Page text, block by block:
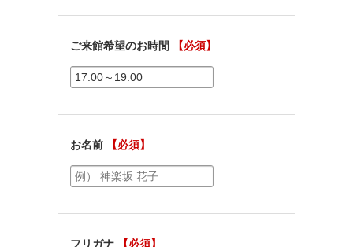
ご相談予約